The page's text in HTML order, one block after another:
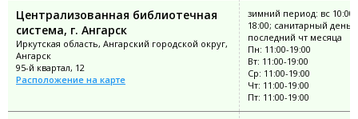
Централизованная библиотечная
система, г. Ангарск
Иркутская область, Ангарский городской округ,
Ангарск
95-й квартал, 12
Расположение на карте
зимний период: вс 10:00-
18:00; санитарный день:
последний чт месяца
Пн: 11:00-19:00
Вт: 11:00-19:00
Ср: 11:00-19:00
Чт: 11:00-19:00
Пт: 11:00-19:00